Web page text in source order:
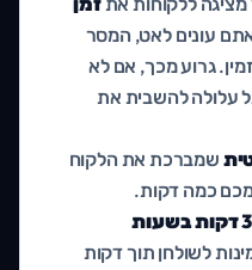
עונים לאט, המסר
גרוע מכך, אם לא
עלולה להשבית את
שמברכת את הלקוח
כמה דקות.
שאפו לתגובה תוך פחות מ-30 דקות בשעות
לשולחן תוך דקות